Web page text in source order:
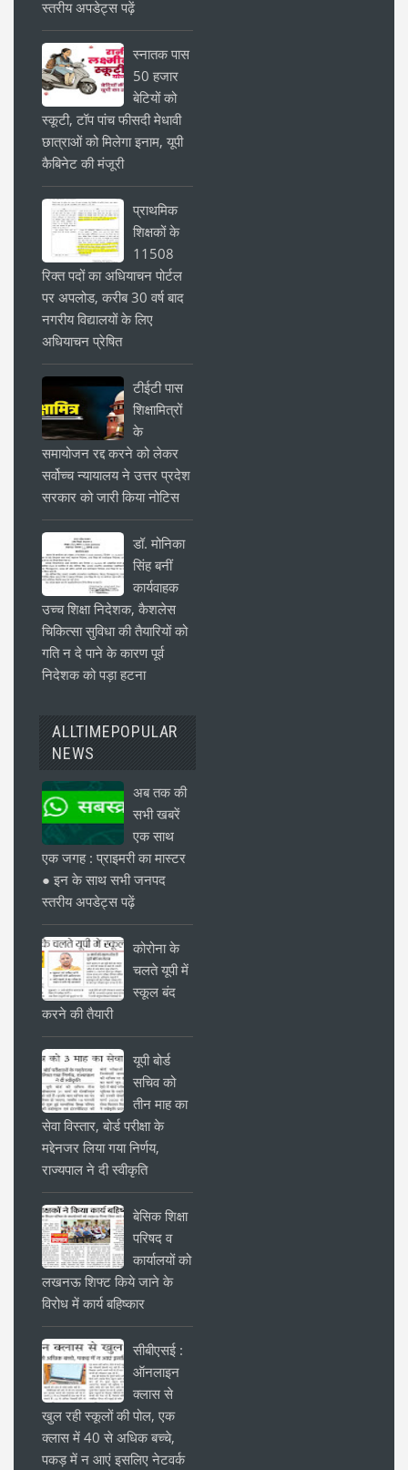
स्तरीय अपडेट्स पढ़ें
स्नातक पास
50 हजार
बेटियों को
स्कूटी, टॉप पांच फीसदी मेधावी
छात्राओं को मिलेगा इनाम, यूपी
कैबिनेट की मंजूरी
प्राथमिक
शिक्षकों के
11508
रिक्त पदों का अधियाचन पोर्टल
पर अपलोड, करीब 30 वर्ष बाद
नगरीय विद्यालयों के लिए
अधियाचन प्रेषित
टीईटी पास
शिक्षामित्रों
के
समायोजन रद्द करने को लेकर
सर्वोच्च न्यायालय ने उत्तर प्रदेश
सरकार को जारी किया नोटिस
डॉ. मोनिका
सिंह बनीं
कार्यवाहक
उच्च शिक्षा निदेशक, कैशलेस
चिकित्सा सुविधा की तैयारियों को
गति न दे पाने के कारण पूर्व
निदेशक को पड़ा हटना
ALLTIMEPOPULAR
NEWS
अब तक की
सभी खबरें
एक साथ
एक जगह : प्राइमरी का मास्टर
● इन के साथ सभी जनपद
स्तरीय अपडेट्स पढ़ें
कोरोना के
चलते यूपी में
स्कूल बंद
करने की तैयारी
यूपी बोर्ड
सचिव को
तीन माह का
सेवा विस्तार, बोर्ड परीक्षा के
मद्देनजर लिया गया निर्णय,
राज्यपाल ने दी स्वीकृति
बेसिक शिक्षा
परिषद व
कार्यालयों को
लखनऊ शिफ्ट किये जाने के
विरोध में कार्य बहिष्कार
सीबीएसई :
ऑनलाइन
क्लास से
खुल रही स्कूलों की पोल, एक
क्लास में 40 से अधिक बच्चे,
पकड़ में न आएं इसलिए नेटवर्क